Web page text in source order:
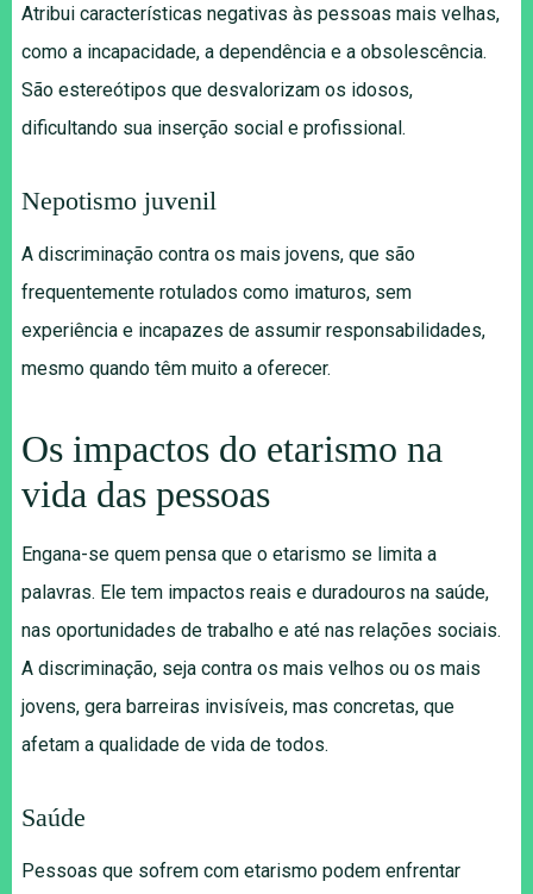
Atribui características negativas às pessoas mais velhas,
como a incapacidade, a dependência e a obsolescência.
São estereótipos que desvalorizam os idosos,
dificultando sua inserção social e profissional.
Nepotismo juvenil
A discriminação contra os mais jovens, que são
frequentemente rotulados como imaturos, sem
experiência e incapazes de assumir responsabilidades,
mesmo quando têm muito a oferecer.
Os impactos do etarismo na
vida das pessoas
Engana-se quem pensa que o etarismo se limita a
palavras. Ele tem impactos reais e duradouros na saúde,
nas oportunidades de trabalho e até nas relações sociais.
A discriminação, seja contra os mais velhos ou os mais
jovens, gera barreiras invisíveis, mas concretas, que
afetam a qualidade de vida de todos.
Saúde
Pessoas que sofrem com etarismo podem enfrentar